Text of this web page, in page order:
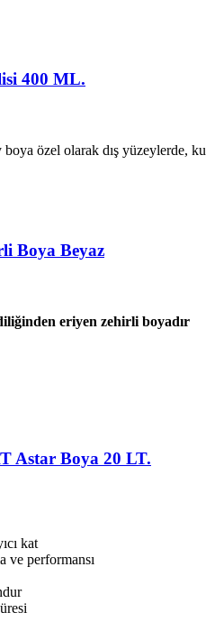
400 ML.
boya özel olarak dış yüzeylerde,
Boya Beyaz
eriyen zehirli boyadır
Astar Boya 20 LT.
kat
ve performansı